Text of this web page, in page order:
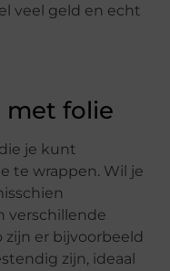
veel geld en echt
met folie
je kunt
te wrappen. Wil je
verschillende
er bijvoorbeeld
zijn, ideaal